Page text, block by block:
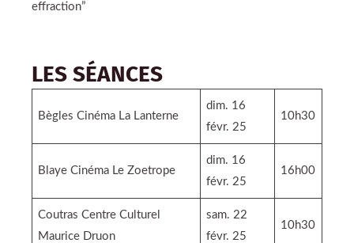
effraction”
LES SÉANCES
Bègles Cinéma La Lanterne
dim. 16
févr. 25
10h30
Blaye Cinéma Le Zoetrope
dim. 16
févr. 25
16h00
Coutras Centre Culturel
Maurice Druon
sam. 22
févr. 25
10h30